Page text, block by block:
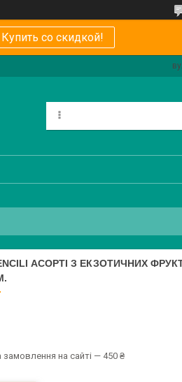
Купить со скидкой!
АСОРТІ З ЕКЗОТИЧНИХ
замовлення на сайті — 450 ₴